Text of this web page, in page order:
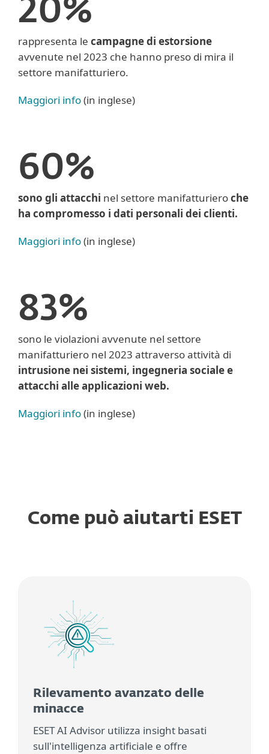
20%
rappresenta le campagne di estorsione
avvenute nel 2023 che hanno preso di mira il
settore manifatturiero.
Maggiori info(in inglese)
60%
sono gli attacchi nel settore manifatturieroche
ha compromesso i dati personali dei clienti.
Maggiori info(in inglese)
83%
sono le violazioni avvenute nel settore
manifatturiero nel 2023 attraverso attività di
intrusione nei sistemi, ingegneria sociale e
attacchi alle applicazioni web.
Maggiori info(in inglese)
Come può aiutarti ESET
Rilevamento avanzato delle
minacce
ESET AI Advisor utilizza insight basati
sull'intelligenza artificiale e offre